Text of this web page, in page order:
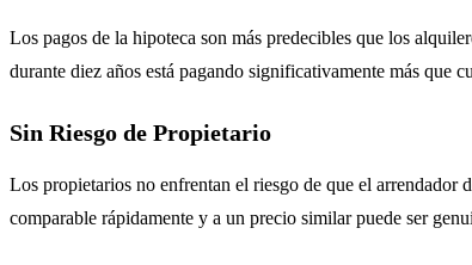
Los pagos de la hipoteca son más predecibles que los
durante diez años está pagando significativamente más que
Sin Riesgo de Propietario
Los propietarios no enfrentan el riesgo de que el
comparable rápidamente y a un precio similar puede ser